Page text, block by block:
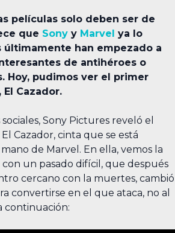
películas solo deben ser de
que Sony y Marvel ya lo
últimamente han empezado a
de antihéroes o
Hoy, pudimos ver el primer
, El Cazador.
Sony Pictures reveló el
Cazador, cinta que se está
de Marvel. En ella, vemos la
un pasado difícil, que después
cercano con la muertes, cambió
convertirse en el que ataca, no al
continuación: